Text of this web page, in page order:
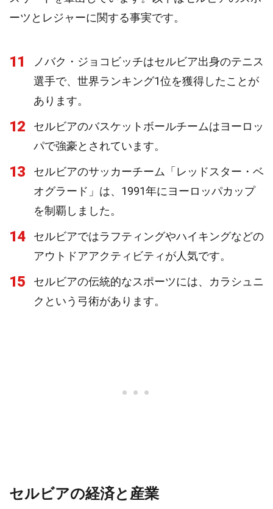
ーツとレジャーに関する事実です。
11
ノバク・ジョコビッチはセルビア出身のテニス
選手で、世界ランキング1位を獲得したことが
あります。
12
セルビアのバスケットボールチームはヨーロッ
パで強豪とされています。
13
セルビアのサッカーチーム「レッドスター・ベ
オグラード」は、1991年にヨーロッパカップ
を制覇しました。
14
セルビアではラフティングやハイキングなどの
アウトドアアクティビティが人気です。
15
セルビアの伝統的なスポーツには、カラシュニ
クという弓術があります。
セルビアの経済と産業